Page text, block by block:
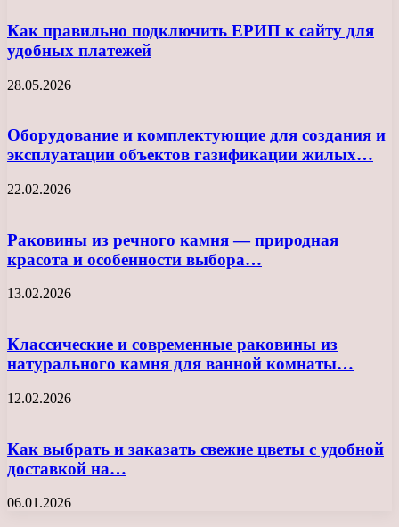
Как правильно подключить ЕРИП к сайту для
удобных платежей
28.05.2026
Оборудование и комплектующие для создания и
эксплуатации объектов газификации жилых…
22.02.2026
Раковины из речного камня — природная
красота и особенности выбора…
13.02.2026
Классические и современные раковины из
натурального камня для ванной комнаты…
12.02.2026
Как выбрать и заказать свежие цветы с удобной
доставкой на…
06.01.2026